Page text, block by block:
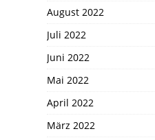
August 2022
Juli 2022
Juni 2022
Mai 2022
April 2022
März 2022